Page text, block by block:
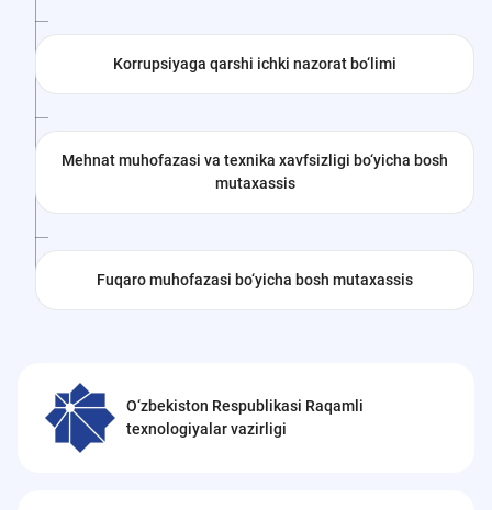
Korrupsiyaga qarshi ichki nazorat bo‘limi
Mehnat muhofazasi va texnika xavfsizligi bo‘yicha bosh
mutaxassis
Fuqaro muhofazasi bo‘yicha bosh mutaxassis
O‘zbekiston Respublikasi Raqamli
texnologiyalar vazirligi